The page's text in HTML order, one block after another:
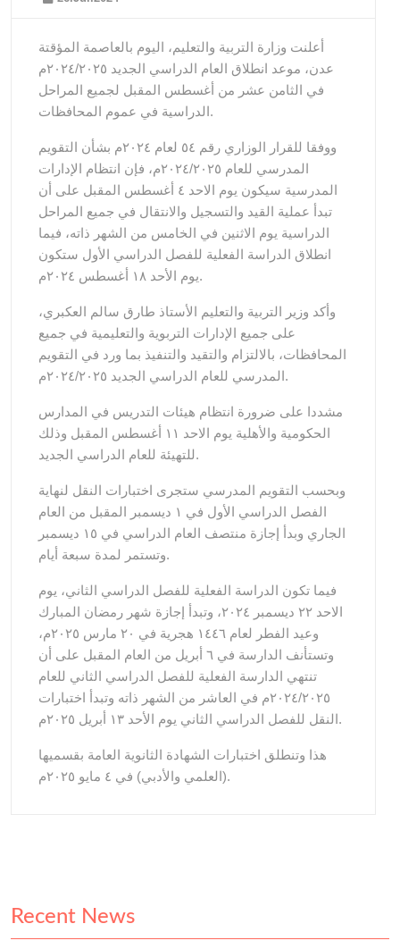
أعلنت وزارة التربية والتعليم، اليوم بالعاصمة المؤقتة
عدن، موعد انطلاق العام الدراسي الجديد ٢٠٢٤/٢٠٢٥م
في الثامن عشر من أغسطس المقبل لجميع المراحل
الدراسية في عموم المحافظات.
ووفقا للقرار الوزاري رقم ٥٤ لعام ٢٠٢٤م بشأن التقويم
المدرسي للعام ٢٠٢٤/٢٠٢٥م، فإن انتظام الإدارات
المدرسية سيكون يوم الاحد ٤ أغسطس المقبل على أن
تبدأ عملية القيد والتسجيل والانتقال في جميع المراحل
الدراسية يوم الاثنين في الخامس من الشهر ذاته، فيما
انطلاق الدراسة الفعلية للفصل الدراسي الأول ستكون
يوم الأحد ١٨ أغسطس ٢٠٢٤م.
وأكد وزير التربية والتعليم الأستاذ طارق سالم العكبري،
على جميع الإدارات التربوية والتعليمية في جميع
المحافظات، بالالتزام والتقيد والتنفيذ بما ورد في التقويم
المدرسي للعام الدراسي الجديد ٢٠٢٤/٢٠٢٥م.
مشددا على ضرورة انتظام هيئات التدريس في المدارس
الحكومية والأهلية يوم الاحد ١١ أغسطس المقبل وذلك
للتهيئة للعام الدراسي الجديد.
وبحسب التقويم المدرسي ستجرى اختبارات النقل لنهاية
الفصل الدراسي الأول في ١ ديسمبر المقبل من العام
الجاري وبدأ إجازة منتصف العام الدراسي في ١٥ ديسمبر
وتستمر لمدة سبعة أيام.
فيما تكون الدراسة الفعلية للفصل الدراسي الثاني، يوم
الاحد ٢٢ ديسمبر ٢٠٢٤، وتبدأ إجازة شهر رمضان المبارك
وعيد الفطر لعام ١٤٤٦ هجرية في ٢٠ مارس ٢٠٢٥م،
وتستأنف الدارسة في ٦ أبريل من العام المقبل على أن
تنتهي الدارسة الفعلية للفصل الدراسي الثاني للعام
٢٠٢٤/٢٠٢٥م في العاشر من الشهر ذاته وتبدأ اختبارات
النقل للفصل الدراسي الثاني يوم الأحد ١٣ أبريل ٢٠٢٥م.
هذا وتنطلق اختبارات الشهادة الثانوية العامة بقسميها
(العلمي والأدبي) في ٤ مايو ٢٠٢٥م.
Recent News